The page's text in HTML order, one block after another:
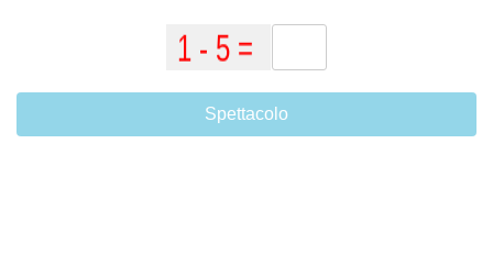
Spettacolo